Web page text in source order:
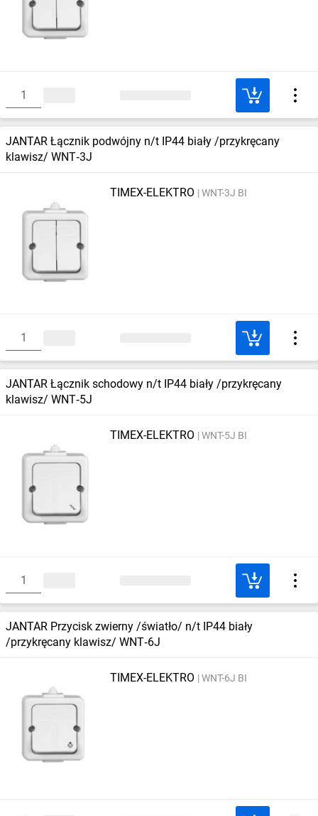
JANTAR Łącznik podwójny n/t IP44 biały /przykręcany
klawisz/ WNT‑3J
TIMEX-ELEKTRO WNT-3J BI
JANTAR Łącznik schodowy n/t IP44 biały /przykręcany
klawisz/ WNT‑5J
TIMEX-ELEKTRO WNT-5J BI
JANTAR Przycisk zwierny /światło/ n/t IP44 biały
/przykręcany klawisz/ WNT‑6J
TIMEX-ELEKTRO WNT-6J BI